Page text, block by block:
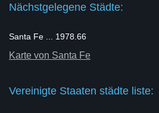
Nächstgelegene Städte:
Santa Fe ... 1978.66
Karte von Santa Fe
Vereinigte Staaten städte liste: